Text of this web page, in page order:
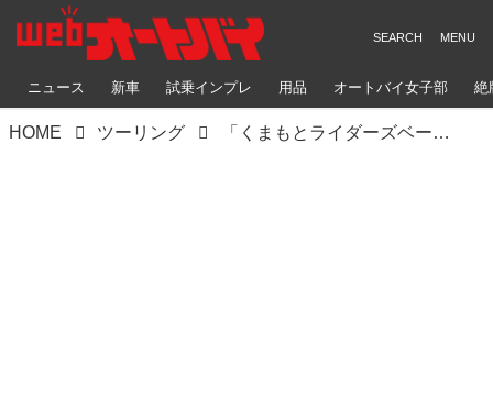
ニュース 新車 試乗インプレ 用品 オートバイ女子部 絶
HOME ツーリング 「くまもとライダーズベース」に行ってきました！